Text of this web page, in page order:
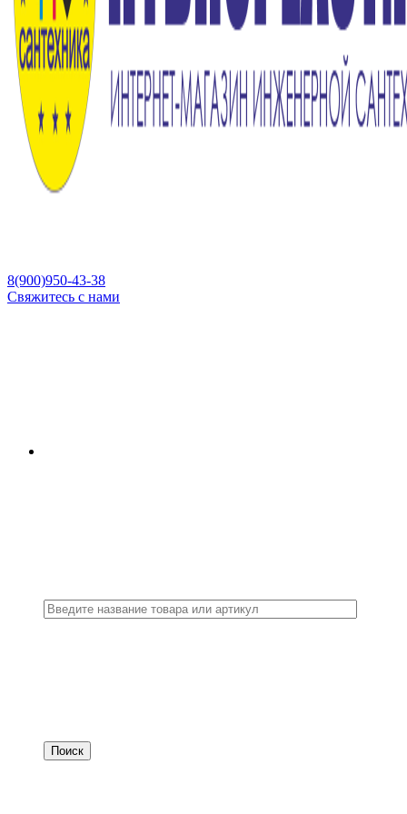
8(900)950-43-38
Свяжитесь с нами